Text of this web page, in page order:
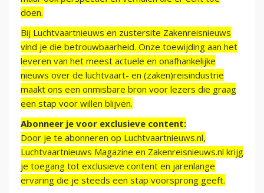
doen.
Bij Luchtvaartnieuws en zustersite Zakenreisnieuws
vind je die betrouwbaarheid. Onze toewijding aan het
leveren van het meest actuele en onafhankelijke
nieuws over de luchtvaart- en (zaken)reisindustrie
maakt ons een onmisbare bron voor lezers die graag
een stap voor willen blijven.
Abonneer je voor exclusieve content:
Door je te abonneren op Luchtvaartnieuws.nl,
Luchtvaartnieuws Magazine en Zakenreisnieuws.nl krijg
je toegang tot exclusieve content en jarenlange
ervaring die je steeds een stap voorsprong geeft.